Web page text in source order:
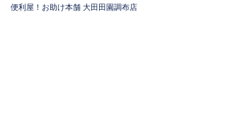
便利屋！お助け本舗 大田田園調布店